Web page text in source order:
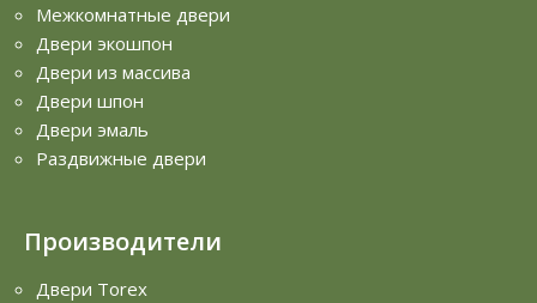
Межкомнатные двери
Двери экошпон
Двери из массива
Двери шпон
Двери эмаль
Раздвижные двери
Производители
Двери Torex